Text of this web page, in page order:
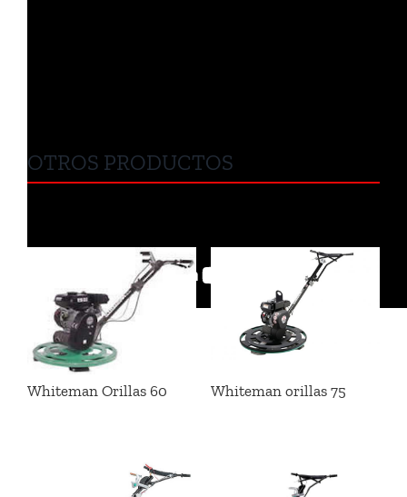
OTROS PRODUCTOS
Whiteman Orillas 60 Whiteman orillas 75